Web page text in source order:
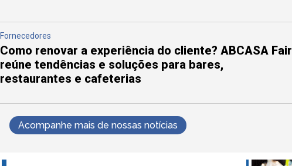
Fornecedores
Como renovar a experiência do cliente? ABCASA Fair
reúne tendências e soluções para bares,
restaurantes e cafeterias
Acompanhe mais de nossas notícias